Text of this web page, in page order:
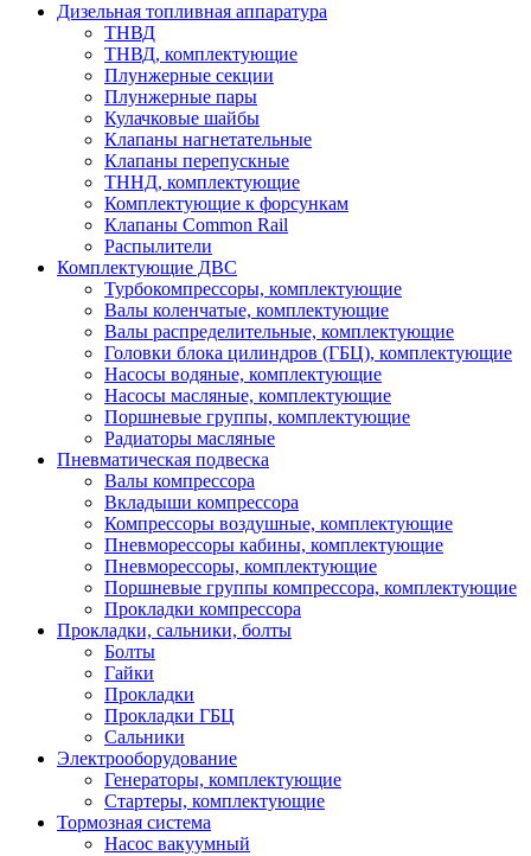
Дизельная топливная аппаратура
ТНВД
ТНВД, комплектующие
Плунжерные секции
Плунжерные пары
Кулачковые шайбы
Клапаны нагнетательные
Клапаны перепускные
ТННД, комплектующие
Комплектующие к форсункам
Клапаны Common Rail
Распылители
Комплектующие ДВС
Турбокомпрессоры, комплектующие
Валы коленчатые, комплектующие
Валы распределительные, комплектующие
Головки блока цилиндров (ГБЦ), комплектующие
Насосы водяные, комплектующие
Насосы масляные, комплектующие
Поршневые группы, комплектующие
Радиаторы масляные
Пневматическая подвеска
Валы компрессора
Вкладыши компрессора
Компрессоры воздушные, комплектующие
Пневморессоры кабины, комплектующие
Пневморессоры, комплектующие
Поршневые группы компрессора, комплектующие
Прокладки компрессора
Прокладки, сальники, болты
Болты
Гайки
Прокладки
Прокладки ГБЦ
Сальники
Электрооборудование
Генераторы, комплектующие
Стартеры, комплектующие
Тормозная система
Насос вакуумный